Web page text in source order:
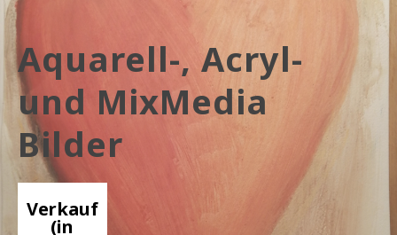
Aquarell-, Acryl-
und MixMedia
Bilder
Verkauf
(in